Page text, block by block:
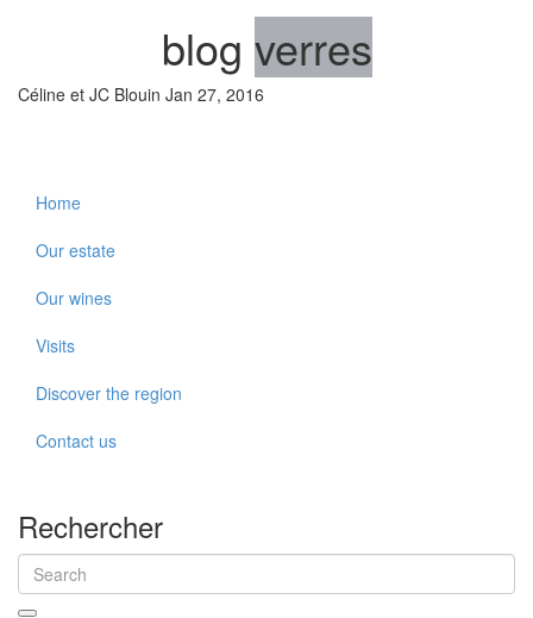
Home
Our estate
Our wines
Visits
Discover the region
Contact us
blog verres
Céline et JC Blouin Jan 27, 2016
Rechercher